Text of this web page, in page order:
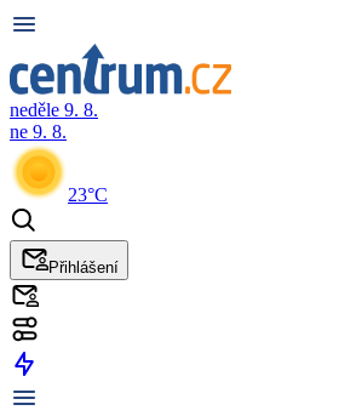
neděle 9. 8.
ne 9. 8.
23°C
Přihlášení